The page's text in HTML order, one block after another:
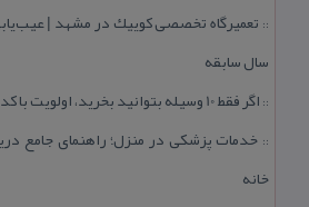
::
سال سابقه
:: اگر فقط 10 وسیله بتوانید بخرید، اولویت با كدام تجهیزات است؟
:: خدمات پزشكی در منزل؛ راهنمای جامع
خانه